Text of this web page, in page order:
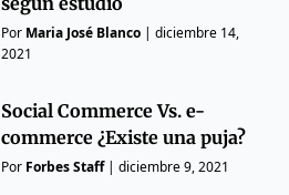
Por Maria José Blanco |diciembre 14,
2021
Social Commerce Vs. e-
commerce ¿Existe una puja?
Por Forbes Staff|diciembre 9, 2021